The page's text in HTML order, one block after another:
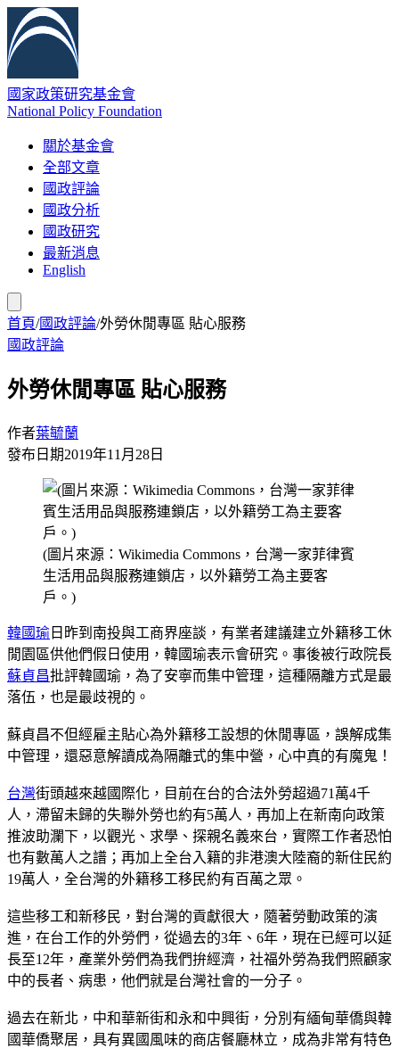
國家政策研究基金會
National Policy Foundation
關於基金會
全部文章
國政評論
國政分析
國政研究
最新消息
English
首頁/國政評論/外勞休閒專區 貼心服務
國政評論
外勞休閒專區 貼心服務
作者葉毓蘭
發布日期2019年11月28日
(圖片來源：Wikimedia Commons，台灣一家菲律賓
生活用品與服務連鎖店，以外籍勞工為主要客
戶。)
韓國瑜 日昨到南投與工商界座談，有業者建議建立外籍移工休
閒園區供他們假日使用，韓國瑜表示會研究。事後被行政院長
蘇貞昌批評韓國瑜，為了安寧而集中管理，這種隔離方式是最
落伍，也是最歧視的。
蘇貞昌不但經雇主貼心為外籍移工設想的休閒專區，誤解成集
中管理，還惡意解讀成為隔離式的集中營，心中真的有魔鬼！
台灣街頭越來越國際化，目前在台的合法外勞超過71萬4千
人，滯留未歸的失聯外勞也約有5萬人，再加上在新南向政策
推波助瀾下，以觀光、求學、探親名義來台，實際工作者恐怕
也有數萬人之譜；再加上全台入籍的非港澳大陸裔的新住民約
19萬人，全台灣的外籍移工移民約有百萬之眾。
這些移工和新移民，對台灣的貢獻很大，隨著勞動政策的演
進，在台工作的外勞們，從過去的3年、6年，現在已經可以延
長至12年，產業外勞們為我們拚經濟，社福外勞為我們照顧家
中的長者、病患，他們就是台灣社會的一分子。
過去在新北，中和華新街和永和中興街，分別有緬甸華僑與韓
國華僑聚居，具有異國風味的商店餐廳林立，成為非常有特色